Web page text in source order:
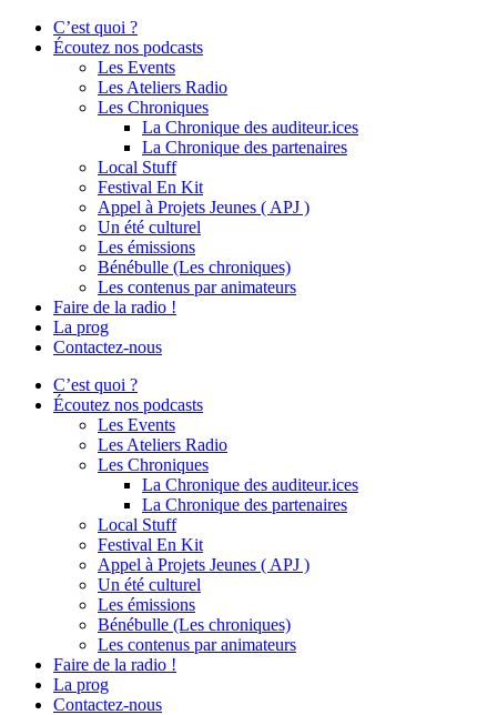
C’est quoi ?
Écoutez nos podcasts
Les Events
Les Ateliers Radio
Les Chroniques
La Chronique des auditeur.ices
La Chronique des partenaires
Local Stuff
Festival En Kit
Appel à Projets Jeunes ( APJ )
Un été culturel
Les émissions
Bénébulle (Les chroniques)
Les contenus par animateurs
Faire de la radio !
La prog
Contactez-nous
C’est quoi ?
Écoutez nos podcasts
Les Events
Les Ateliers Radio
Les Chroniques
La Chronique des auditeur.ices
La Chronique des partenaires
Local Stuff
Festival En Kit
Appel à Projets Jeunes ( APJ )
Un été culturel
Les émissions
Bénébulle (Les chroniques)
Les contenus par animateurs
Faire de la radio !
La prog
Contactez-nous